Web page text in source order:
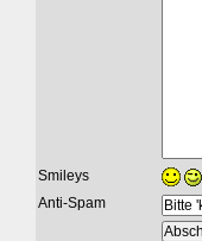
Smileys
Anti-Spam